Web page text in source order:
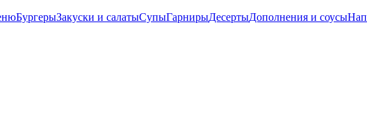
БургерыЗакуски и салатыСупыГарнирыДесертыДополнения и соусы